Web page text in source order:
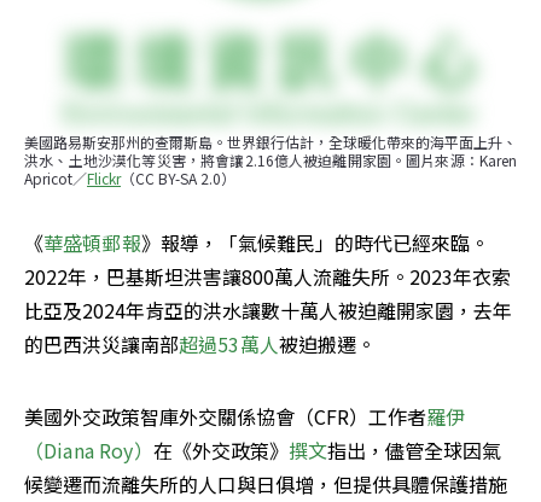
美國路易斯安那州的查爾斯島。世界銀行估計，全球暖化帶來的海平面上升、
洪水、土地沙漠化等災害，將會讓2.16億人被迫離開家園。圖片來源：Karen
Apricot／Flickr（CC BY-SA 2.0）
《華盛頓郵報》報導，「氣候難民」的時代已經來臨。
2022年，巴基斯坦洪害讓800萬人流離失所。2023年衣索
比亞及2024年肯亞的洪水讓數十萬人被迫離開家園，去年
的巴西洪災讓南部超過53萬人被迫搬遷。
美國外交政策智庫外交關係協會（CFR）工作者羅伊
（Diana Roy） 在《外交政策》 撰文指出，儘管全球因氣
候變遷而流離失所的人口與日俱增，但提供具體保護措施